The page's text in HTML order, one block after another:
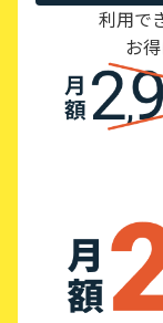
利用で
お